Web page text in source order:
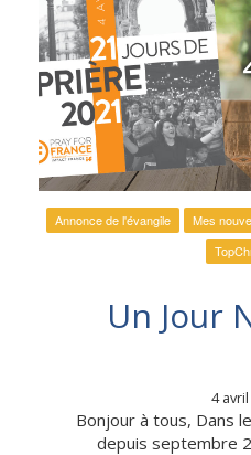
Annonce de l'évangile Mes
Un Jour
4 avril
Bonjour à tous, Dans
depuis septembre